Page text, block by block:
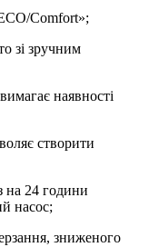
Comfort»;
зі зручним
наявності
створити
на 24 години
насос;
зниженого